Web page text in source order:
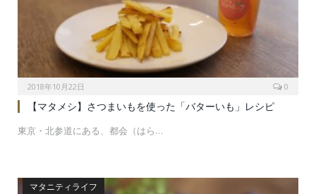
2018年10月22日 0
【マタメシ】さつまいもを使った「バターいも」レシピ
東京・北参道にある、都会（はら…
マタニティライフ